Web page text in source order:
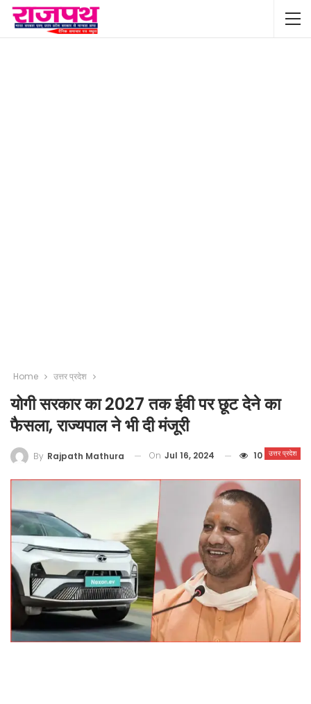
Home उत्तर प्रदेश
योगी सरकार का 2027 तक ईवी पर छूट देने का
फैसला, राज्यपाल ने भी दी मंजूरी
उत्तर प्रदेश
By Rajpath Mathura On Jul 16, 2024 10